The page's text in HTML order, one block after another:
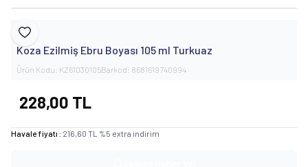
Favoriye Ekle
Koza
Koza Ezilmiş Ebru Boyası 105 ml Turkuaz
Ürün Kodu: KZ61030105Barkod: 8681619740994
228,00 TL
Havale fiyatı : 216,60 TL %5 extra indirim